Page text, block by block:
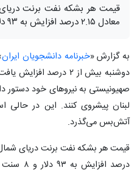
معادل ۲.۱۵ درصد افزایش به ۹۳ دلار و ۸ سنت رسید.
به گزارش «خبرنامه دانشجویان ایران
دوشنبه بیش از ۲ درصد
صهیونیستی به نیرو‌های خود دستور
لبنان پیشروی کنند. این در
آتش‌بس می‌گذرد.
درصد